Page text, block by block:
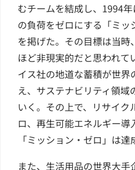
むチームを結成し、1994
の負荷をゼロにする「ミ
を掲げた。その目標は当
ほど非現実的だと思われて
イス社の地道な蓄積が世
え、サステナビリティ領域
いく。その上で、リサイ
ロ、再生可能エネルギー
「ミッション・ゼロ」は達
また、生活用品の世界大